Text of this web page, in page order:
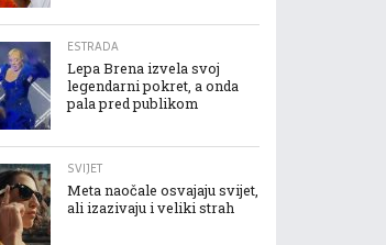
ESTRADA
Lepa Brena izvela svoj
legendarni pokret, a onda
pala pred publikom
SVIJET
Meta naočale osvajaju svijet,
ali izazivaju i veliki strah